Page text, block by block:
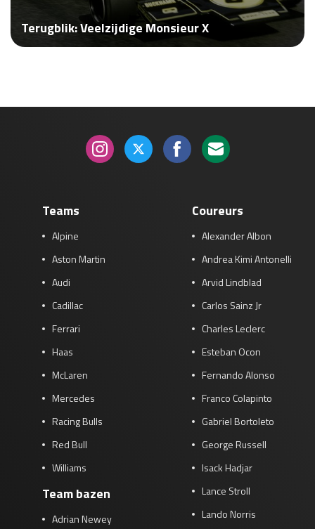
za 13:00 - 15:00
za 23:00 - 00:00
zo 21:00 - 23:00
GP MEXICO 2026 30 okt - 01 nov
Kwalificatie
za 22:00 - 23:00
Race
zo 21:00 - 23:00
Race
zo 18:00 - 20:00
zo 05:00 - 07:00
GP QATAR 2026 27 - 29 nov
Terugblik: Veelzijdige Monsieur X
Teams
Alpine
Aston Martin
Audi
Cadillac
Ferrari
Haas
McLaren
Mercedes
Racing Bulls
Red Bull
Williams
Team bazen
Adrian Newey
Coureurs
Alexander Albon
Andrea Kimi Antonelli
Arvid Lindblad
Carlos Sainz Jr
Charles Leclerc
Esteban Ocon
Fernando Alonso
Franco Colapinto
Gabriel Bortoleto
George Russell
Isack Hadjar
Lance Stroll
Lando Norris